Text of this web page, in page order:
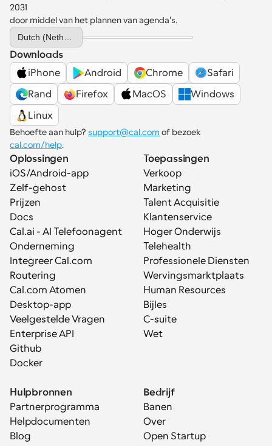
2031
door middel van het plannen van agenda's.
Select Language
Downloads
iPhone
Android Chrome
Safari
Rand
Firefox MacOS
Windows
Linux
Behoefte aan hulp? support@cal.com
cal.com/help.
Oplossingen
iOS/Android-app
Zelf-gehost
Prijzen
Docs
Cal.ai - AI Telefoonagent
Onderneming
Integreer Cal.com
Routering
Cal.com Atomen
Desktop-app
Veelgestelde Vragen
Enterprise API
Github
Docker
Toepassingen
Verkoop
Marketing
Talent Acquisitie
Klantenservice
Hoger Onderwijs
Telehealth
Professionele Diensten
Wervingsmarktplaats
Human Resources
Bijles
C-suite
Wet
Hulpbronnen
Partnerprogramma
Helpdocumenten
Blog
Bedrijf
Banen
Over
Open Startup